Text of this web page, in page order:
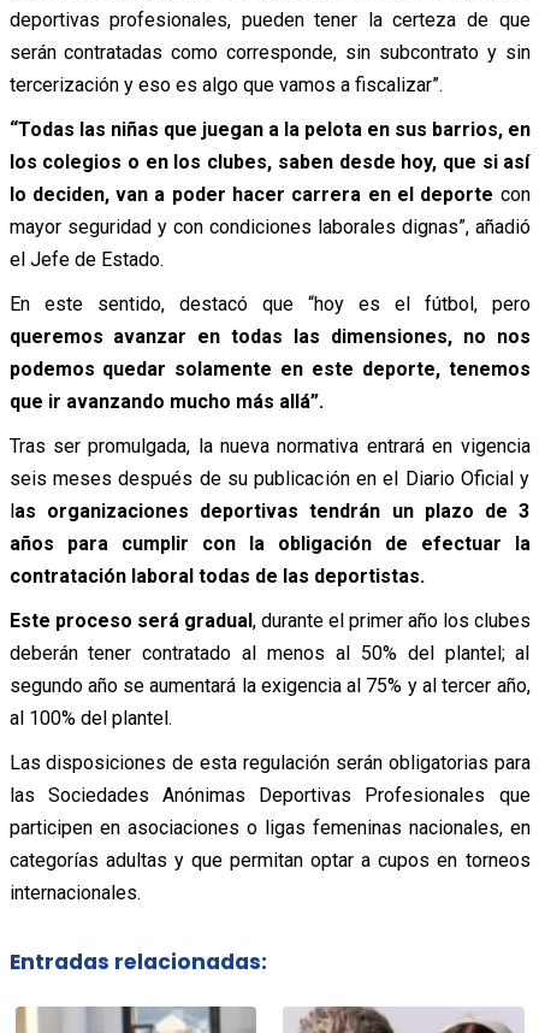
deportivas profesionales, pueden tener la certeza de que
serán contratadas como corresponde, sin subcontrato y sin
tercerización y eso es algo que vamos a fiscalizar”.
“Todas las niñas que juegan a la pelota en sus barrios, en
los colegios o en los clubes, saben desde hoy, que si así
lo deciden, van a poder hacer carrera en el deporte con
mayor seguridad y con condiciones laborales dignas”, añadió
el Jefe de Estado.
En este sentido, destacó que “hoy es el fútbol, pero
queremos avanzar en todas las dimensiones, no nos
podemos quedar solamente en este deporte, tenemos
que ir avanzando mucho más allá”.
Tras ser promulgada, la nueva normativa entrará en vigencia
seis meses después de su publicación en el Diario Oficial y
las organizaciones deportivas tendrán un plazo de 3
años para cumplir con la obligación de efectuar la
contratación laboral todas de las deportistas.
Este proceso será gradual, durante el primer año los clubes
deberán tener contratado al menos al 50% del plantel; al
segundo año se aumentará la exigencia al 75% y al tercer año,
al 100% del plantel.
Las disposiciones de esta regulación serán obligatorias para
las Sociedades Anónimas Deportivas Profesionales que
participen en asociaciones o ligas femeninas nacionales, en
categorías adultas y que permitan optar a cupos en torneos
internacionales.
Entradas relacionadas: